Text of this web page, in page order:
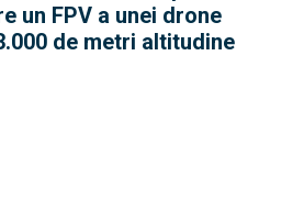
un FPV a unei drone
de metri altitudine